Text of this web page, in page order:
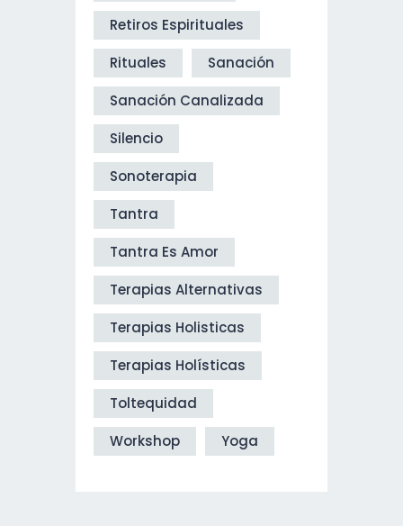
Retiros Espirituales
Rituales
Sanación
Sanación Canalizada
Silencio
Sonoterapia
Tantra
Tantra Es Amor
Terapias Alternativas
Terapias Holisticas
Terapias Holísticas
Toltequidad
Workshop
Yoga